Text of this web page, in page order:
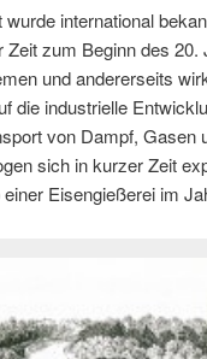
international
Zeit zum Beginn des
und andererseits
die industrielle
von Dampf,
sich in kurzer Zeit
Eisengießerei im